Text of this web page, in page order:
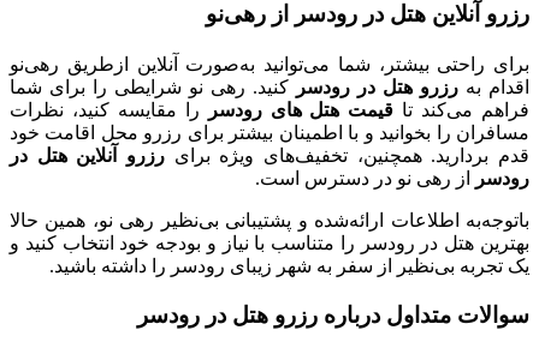
رزرو آنلاین هتل در رودسر از رهی‌نو
برای راحتی بیشتر، شما می‌توانید به‌صورت آنلاین از‌طریق رهی‌نو
اقدام به رزرو هتل در رودسر
کنید. رهی نو شرایطی را برای شما
فراهم می‌کند تا قیمت‌ هتل های رودسر
را مقایسه کنید، نظرات
مسافران را بخوانید و با اطمینان بیشتر برای رزرو محل اقامت خود
قدم بردارید. همچنین، تخفیف‌های ویژه برای رزرو آنلاین هتل در
رودسر
از رهی نو در دسترس است.
با‌توجه‌به اطلاعات ارائه‌شده و پشتیبانی بی‌نظیر رهی نو، همین حالا
بهترین هتل در رودسر را متناسب با نیاز و بودجه خود انتخاب کنید و
یک تجربه بی‌نظیر از سفر به شهر زیبای رودسر را داشته باشید.
سوالات متداول درباره رزرو هتل در رودسر